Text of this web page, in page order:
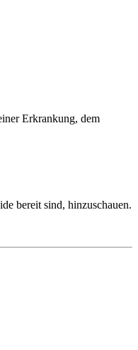
Erkrankung, dem
bereit sind, hinzuschauen.